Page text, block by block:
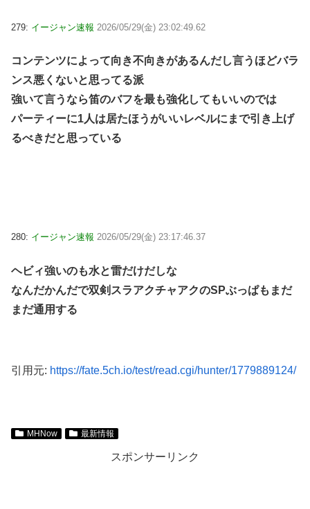
279: イージャン速報 2026/05/29(金) 23:02:49.62
コンテンツによって向き不向きがあるんだし言うほどバラ
ンス悪くないと思ってる派
強いて言うなら笛のバフを最も強化してもいいのでは
パーティーに1人は居たほうがいいレベルにまで引き上げ
るべきだと思っている
280: イージャン速報 2026/05/29(金) 23:17:46.37
ヘビィ強いのも水と雷だけだしな
なんだかんだで双剣スラアクチャアクのSPぶっぱもまだ
まだ通用する
引用元: https://fate.5ch.io/test/read.cgi/hunter/1779889124/
MHNow 最新情報
スポンサーリンク